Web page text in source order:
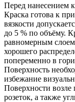
Перед нанесением
Краска готова к
вязкости
до 5 % по объёму.
равномерным
хорошего
попеременно в
Поверхность
избежание
Поверхности возле
розеток, а также